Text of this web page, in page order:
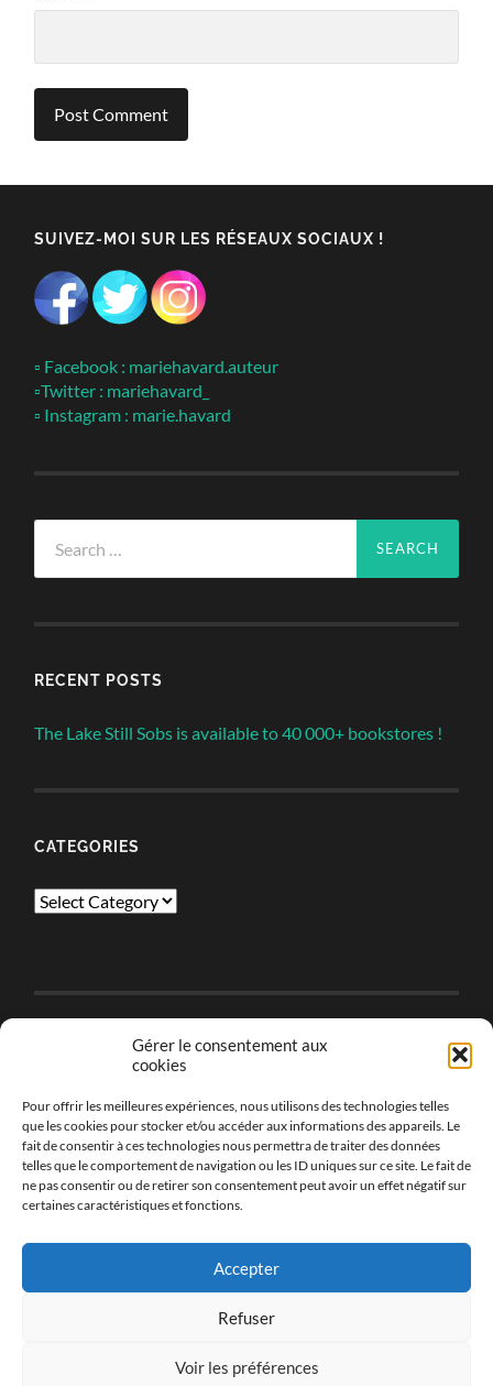
Gérer le consentement aux
cookies
Pour offrir les meilleures expériences, nous utilisons des technologies telles
que les cookies pour stocker et/ou accéder aux informations des appareils. Le
fait de consentir à ces technologies nous permettra de traiter des données
telles que le comportement de navigation ou les ID uniques sur ce site. Le fait de
ne pas consentir ou de retirer son consentement peut avoir un effet négatif sur
certaines caractéristiques et fonctions.
Accepter
Refuser
Voir les préférences
SUIVEZ-MOI SUR LES RÉSEAUX SOCIAUX !
▫ Facebook : mariehavard.auteur
▫Twitter : mariehavard_
▫ Instagram : marie.havard
for:
RECENT POSTS
The Lake Still Sobs is available to 40 000+ bookstores !
CATEGORIES
Categories
CONTENU TOUS DROITS RESERVES
051 009 00037
Mentions légales et conditions générales de vente